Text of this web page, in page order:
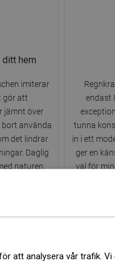
ditt hem
imiterar
gör att
jämnt över
bort använda
det lindrar
Daglig
naturen.
endast
tunna
in i ett
ger en
val för
att analysera vår trafik. Vi